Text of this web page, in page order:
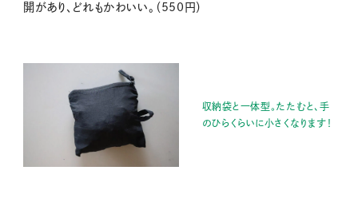
開があり、どれもかわいい。（550円）
収納袋と一体型。たたむと、手
のひらくらいに小さくなります！